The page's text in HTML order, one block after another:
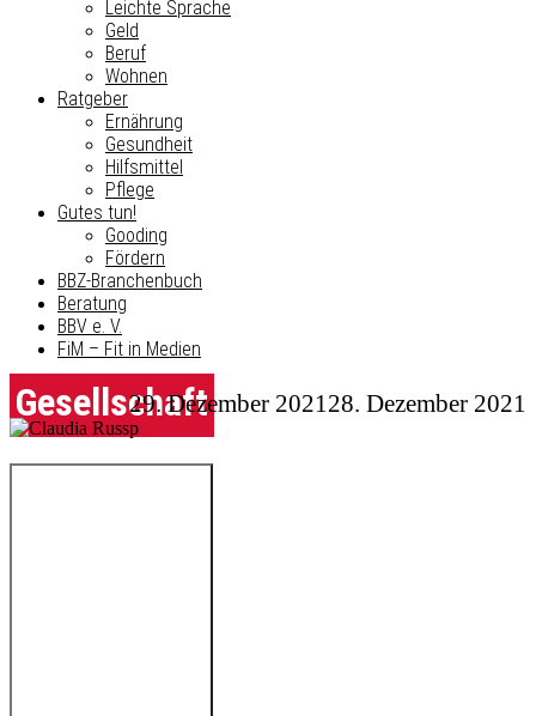
Leichte Sprache
Geld
Beruf
Wohnen
Ratgeber
Ernährung
Gesundheit
Hilfsmittel
Pflege
Gutes tun!
Gooding
Fördern
BBZ-Branchenbuch
Beratung
BBV e. V.
FiM – Fit in Medien
Gesellschaft 28. Dezember 2021
29. Dezember 2021